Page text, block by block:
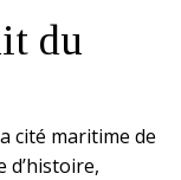
du
cité maritime de
d’histoire,